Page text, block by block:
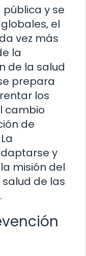
y se
el
vez más
la
de la salud
prepara
los
cambio
de
y
misión del
de las